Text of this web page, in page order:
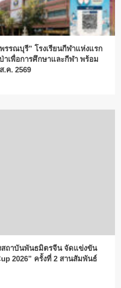
รรณบุรี” โรงเรียนกีฬาแห่งแรก
เพื่อการศึกษาและกีฬา พร้อม
.ค. 2569
สถาบันพันธมิตรจีน จัดแข่งขัน
2026” ครั้งที่ 2 สานสัมพันธ์